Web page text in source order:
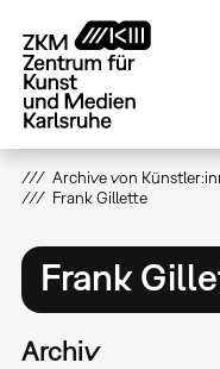
zum
Inhalt
Archive von
Frank Gillette
Frank
Archiv